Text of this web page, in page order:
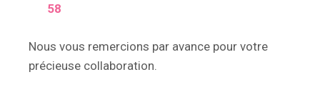
58
Nous vous remercions par avance pour votre
précieuse collaboration.